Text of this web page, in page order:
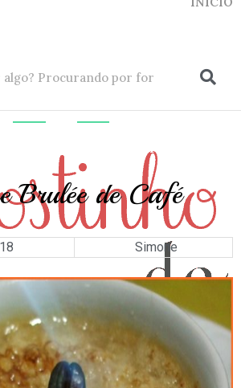
SOBREMESAS
Brulée de Café
Simone